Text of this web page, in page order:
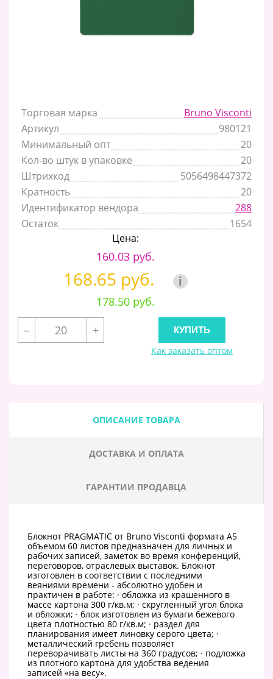
Торговая марка
Bruno Visconti
Артикул
980121
Минимальный опт
20
Кол-во штук в упаковке
20
Штрихкод
5056498447372
Кратность
20
Идентификатор вендора
288
Остаток
1654
Цена:
160.03 руб.
168.65 руб. i
178.50 руб.
–
+
Как заказать оптом
ОПИСАНИЕ ТОВАРА
ДОСТАВКА И ОПЛАТА
ГАРАНТИИ ПРОДАВЦА
Блокнот PRAGMATIС от Bruno Visconti формата А5
объемом 60 листов предназначен для личных и
рабочих записей, заметок во время конференций,
переговоров, отраслевых выставок. Блокнот
изготовлен в соответствии с последними
веяниями времени - абсолютно удобен и
практичен в работе: · обложка из крашенного в
массе картона 300 г/кв.м; · скругленный угол блока
и обложки; · блок изготовлен из бумаги бежевого
цвета плотностью 80 г/кв.м; · раздел для
планирования имеет линовку серого цвета; ·
металлический гребень позволяет
переворачивать листы на 360 градусов; · подложка
из плотного картона для удобства ведения
записей «на весу».